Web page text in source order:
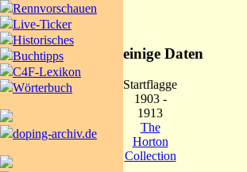
Rennvorschauen
Live-Ticker
Historisches
Buchtipps
C4F-Lexikon
Wörterbuch
doping-archiv.de
einige Daten
Startflagge
1903 -
1913
The
Horton
Collection